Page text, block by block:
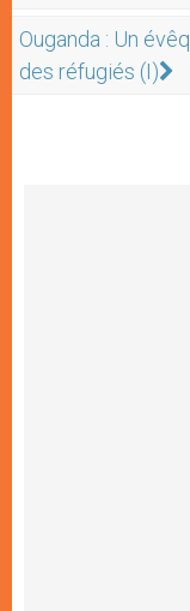
Ouganda : Un
des réfugiés (I)